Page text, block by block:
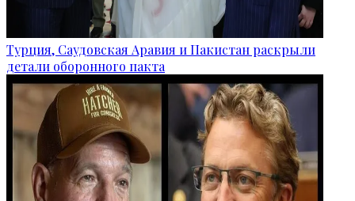
Турция, Саудовская Аравия и Пакистан раскрыли
детали оборонного пакта